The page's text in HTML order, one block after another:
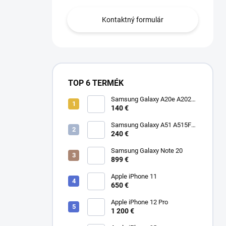
Kontaktný formulár
TOP 6 TERMÉK
Samsung Galaxy A20e A202F
Dual SIM
140 €
Samsung Galaxy A51 A515F
Dual SIM
240 €
Samsung Galaxy Note 20
899 €
Apple iPhone 11
650 €
Apple iPhone 12 Pro
1 200 €